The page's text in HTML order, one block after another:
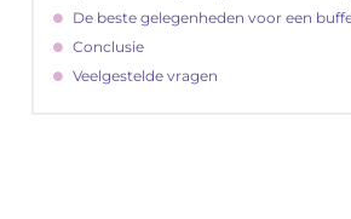
De beste gelegenheden voor een
Conclusie
Veelgestelde vragen